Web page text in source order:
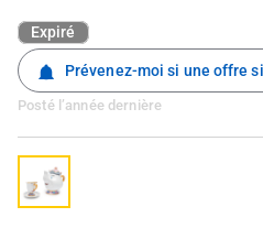
Expiré
Prévenez-moi si une offre
Posté l’année dernière